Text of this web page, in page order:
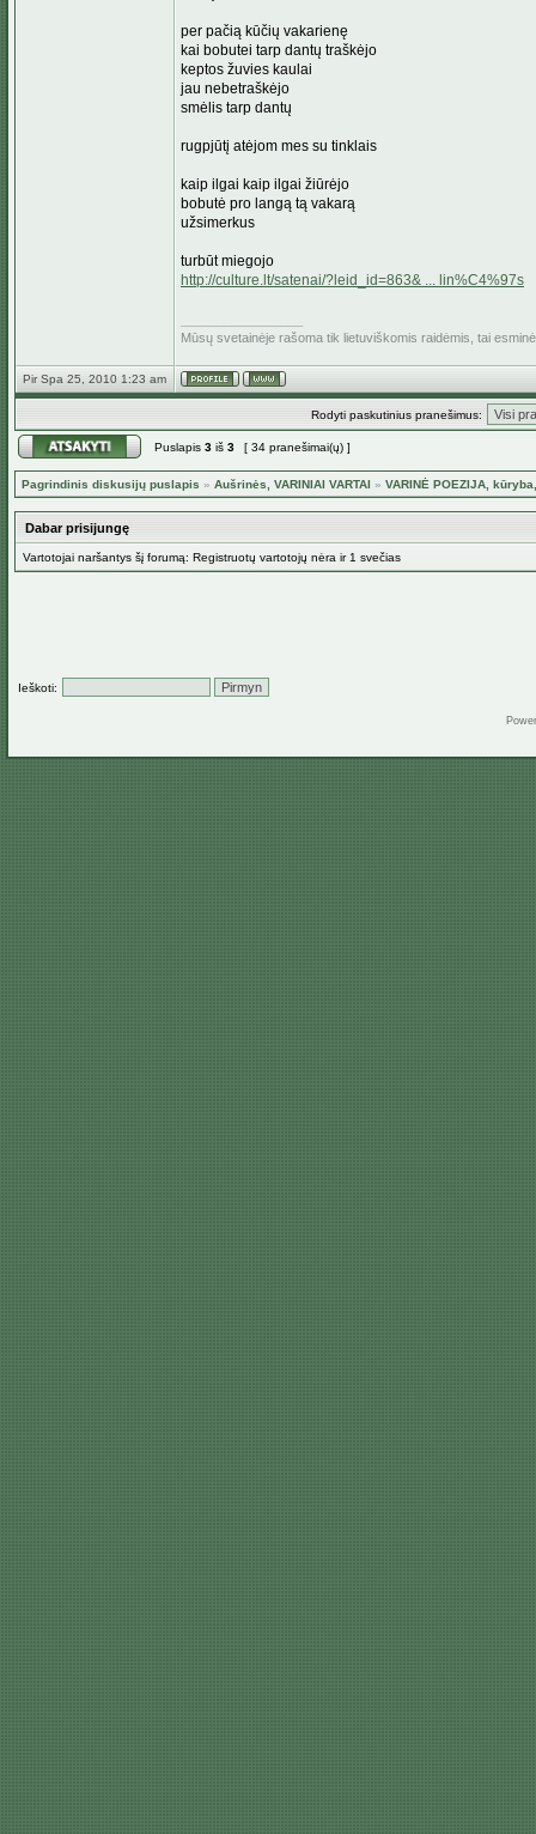
per pačią kūčių vakarienę
kai bobutei tarp dantų traškėjo
keptos žuvies kaulai
jau nebetraškėjo
smėlis tarp dantų
rugpjūtį atėjom mes su tinklais
kaip ilgai kaip ilgai žiūrėjo
bobutė pro langą tą vakarą
užsimerkus
turbūt miegojo
http://culture.lt/satenai/?leid_id=863& ... lin%C4%97s
Mūsų svetainėje rašoma tik lietuviškomis raidėmis, tai
Pir Spa 25, 2010 1:23 am
Rodyti paskutinius pranešimus:
Puslapis 3 iš 3 [ 34 pranešimai(ų) ]
Pagrindinis diskusijų puslapis » Aušrinės, VARINIAI VARTAI » VARINĖ POEZIJA,
Dabar prisijungę
Vartotojai naršantys šį forumą: Registruotų vartotojų nėra ir 1 svečias
Ieškoti: